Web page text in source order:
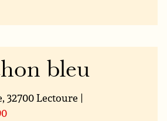
bleu
32700 Lectoure |